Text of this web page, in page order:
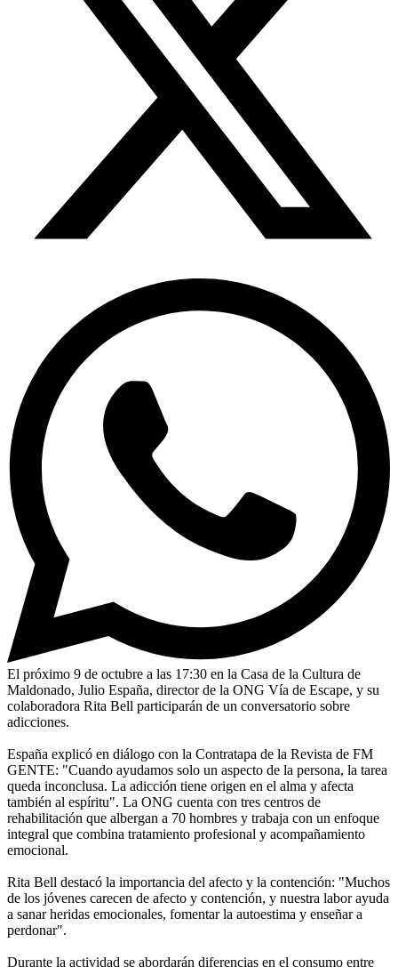
El próximo 9 de octubre a las 17:30 en la Casa de la Cultura de
Maldonado, Julio España, director de la ONG Vía de Escape, y su
colaboradora Rita Bell participarán de un conversatorio sobre
adicciones.
España explicó en diálogo con la Contratapa de la Revista de FM
GENTE: "Cuando ayudamos solo un aspecto de la persona, la tarea
queda inconclusa. La adicción tiene origen en el alma y afecta
también al espíritu". La ONG cuenta con tres centros de
rehabilitación que albergan a 70 hombres y trabaja con un enfoque
integral que combina tratamiento profesional y acompañamiento
emocional.
Rita Bell destacó la importancia del afecto y la contención: "Muchos
de los jóvenes carecen de afecto y contención, y nuestra labor ayuda
a sanar heridas emocionales, fomentar la autoestima y enseñar a
perdonar".
Durante la actividad se abordarán diferencias en el consumo entre